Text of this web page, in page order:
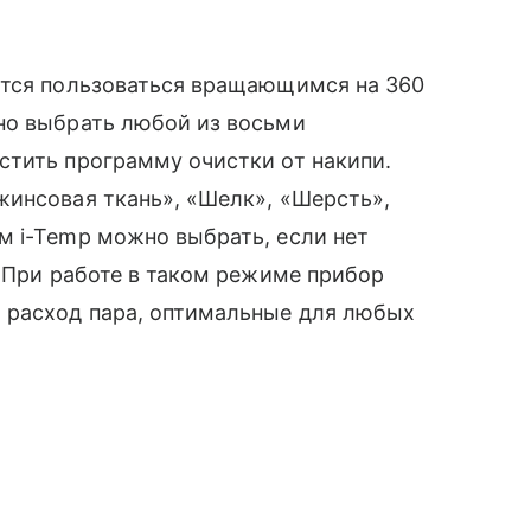
пользоваться вращающимся на 360
выбрать любой из восьми
программу очистки от накипи.
ткань», «Шелк», «Шерсть»,
i-Temp можно выбрать, если нет
работе в таком режиме прибор
расход пара, оптимальные для любых